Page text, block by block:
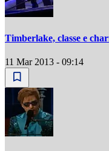
Timberlake, classe e
11 Mar 2013 - 09:14